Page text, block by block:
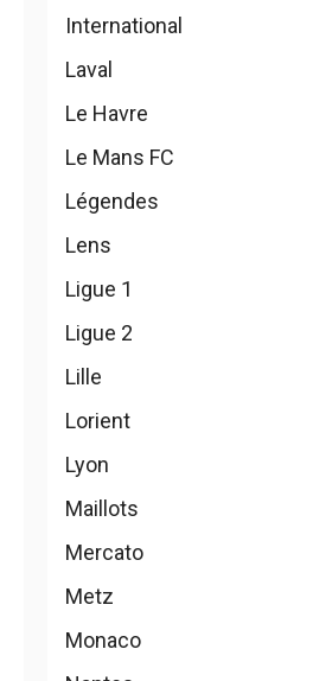
International
Laval
Le Havre
Le Mans FC
Légendes
Lens
Ligue 1
Ligue 2
Lille
Lorient
Lyon
Maillots
Mercato
Metz
Monaco